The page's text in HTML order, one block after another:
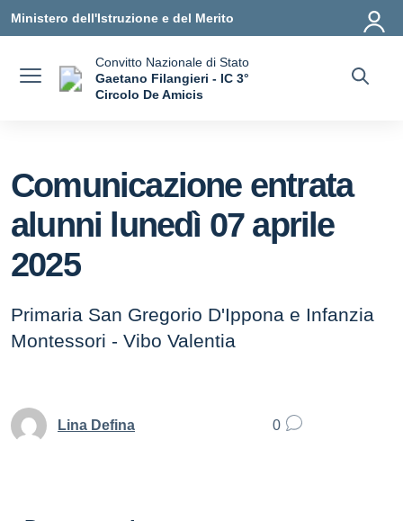
Ministero dell'Istruzione e del Merito
Convitto Nazionale di Stato
Gaetano Filangieri - IC 3°
Circolo De Amicis
Comunicazione entrata
alunni lunedì 07 aprile
2025
Primaria San Gregorio D'Ippona e Infanzia
Montessori - Vibo Valentia
Lina Defina 0